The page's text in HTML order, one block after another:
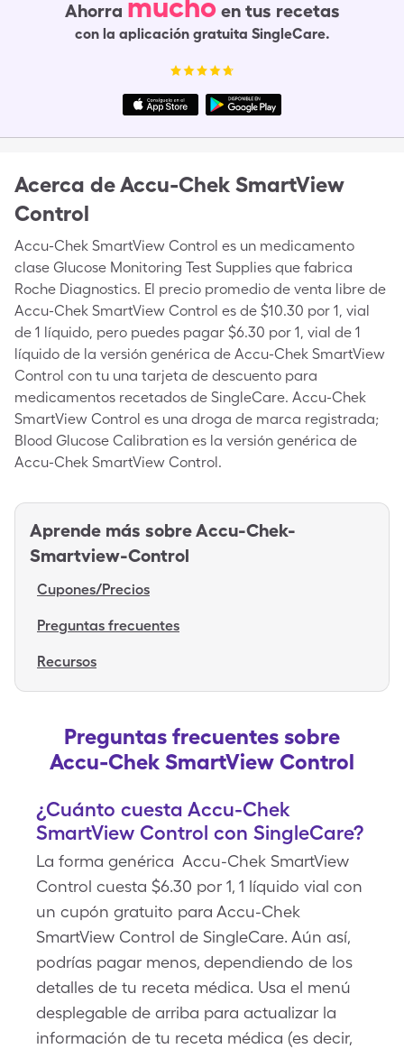
Ahorra en tus recetas
con la aplicación gratuita SingleCare.
Acerca deAccu-Chek SmartView
Control
Accu-Chek SmartView Control es un medicamento
clase Glucose Monitoring Test Supplies que fabrica
Roche Diagnostics. El precio promedio de venta libre de
Accu-Chek SmartView Control es de $10.30 por 1, vial
de 1 líquido, pero puedes pagar $6.30 por 1, vial de 1
líquido de la versión genérica de Accu-Chek SmartView
Control con tu una tarjeta de descuento para
medicamentos recetados de SingleCare. Accu-Chek
SmartView Control es una droga de marca registrada;
Blood Glucose Calibration es la versión genérica de
Accu-Chek SmartView Control.
Aprende más sobreAccu-Chek-
Smartview-Control
Cupones/Precios
Preguntas frecuentes
Recursos
Preguntas frecuentes sobre
Accu-Chek SmartView Control
¿Cuánto cuesta Accu-Chek
SmartView Control con SingleCare?
La forma genérica Accu-Chek SmartView
Control cuesta $6.30 por 1, 1 líquido vial con
un cupón gratuito para Accu-Chek
SmartView Control de SingleCare. Aún así,
podrías pagar menos, dependiendo de los
detalles de tu receta médica. Usa el menú
desplegable de arriba para actualizar la
información de tu receta médica (es decir,